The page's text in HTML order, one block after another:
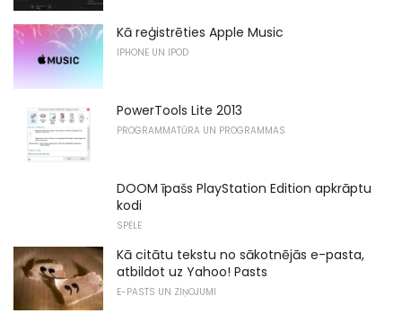
Kā reģistrēties Apple Music
IPHONE UN IPOD
PowerTools Lite 2013
PROGRAMMATŪRA UN PROGRAMMAS
DOOM īpašs PlayStation Edition apkrāptu
kodi
SPĒLE
Kā citātu tekstu no sākotnējās e-pasta,
atbildot uz Yahoo! Pasts
E-PASTS UN ZIŅOJUMI